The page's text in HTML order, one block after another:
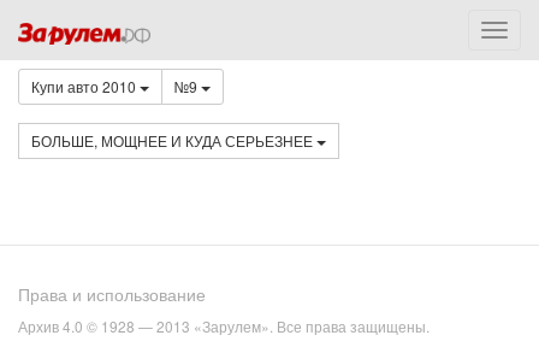
Купи авто 2010 №9
БОЛЬШЕ, МОЩНЕЕ И КУДА СЕРЬЕЗНЕЕ
Права и использование
Архив 4.0 © 1928 — 2013 «Зарулем». Все права защищены.